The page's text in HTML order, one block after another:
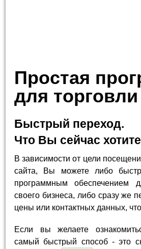
Простая
для торговли
Быстрый переход.
Что Вы сейчас
В зависимости от цели
сайта, Вы можете либо
программным обеспечением
своего бизнеса, либо сразу же
цены или контактных данных,
Если вы желаете
самый быстрый способ - это